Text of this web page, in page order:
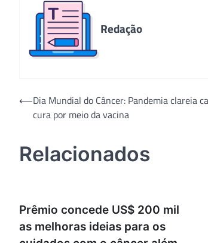
Redação
Navegação
⟵Dia Mundial do Câncer: Pandemia clareia
cura por meio da vacina
Relacionados
Prêmio concede US$ 200 mil
as melhoras ideias para os